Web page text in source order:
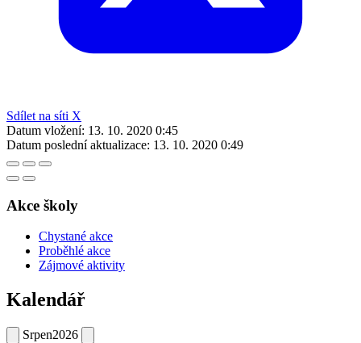
Sdílet na síti X
Datum vložení: 13. 10. 2020 0:45
Datum poslední aktualizace: 13. 10. 2020 0:49
Akce školy
Chystané akce
Proběhlé akce
Zájmové aktivity
Kalendář
Srpen2026